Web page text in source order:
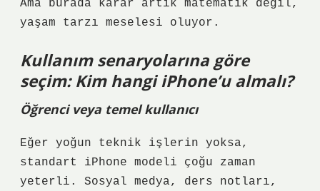
Ama burada karar artık matematik değil,
yaşam tarzı meselesi oluyor.
Kullanım senaryolarına göre
seçim: Kim hangi iPhone’u almalı?
Öğrenci veya temel kullanıcı
Eğer yoğun teknik işlerin yoksa,
standart iPhone modeli çoğu zaman
yeterli. Sosyal medya, ders notları,